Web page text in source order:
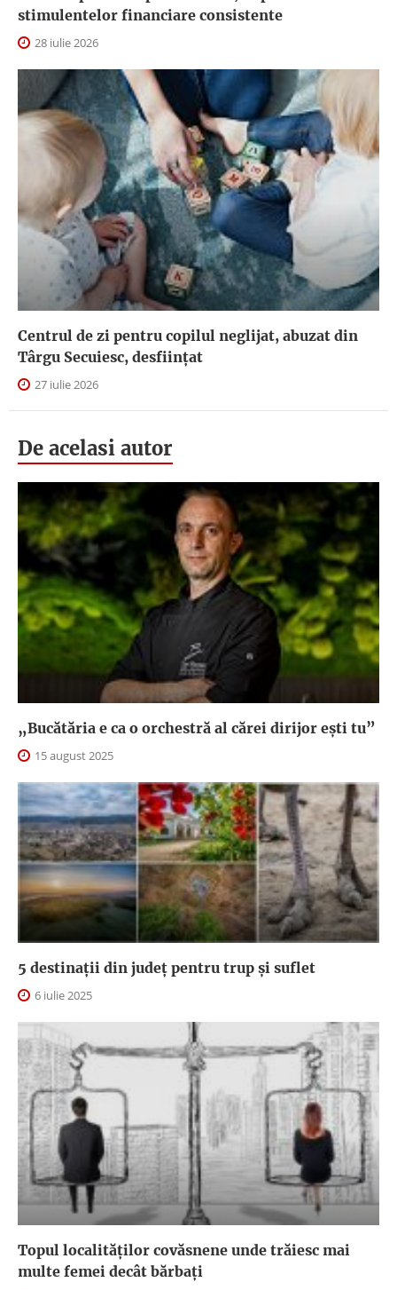
stimulentelor financiare consistente
28 iulie 2026
Centrul de zi pentru copilul neglijat, abuzat din
Târgu Secuiesc, desfiinţat
27 iulie 2026
De acelasi autor
„Bucătăria e ca o orchestră al cărei dirijor ești tu”
15 august 2025
5 destinații din județ pentru trup și suflet
6 iulie 2025
Topul localităților covăsnene unde trăiesc mai
multe femei decât bărbați